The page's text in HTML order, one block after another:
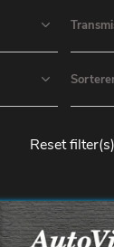
Reset filter(s)